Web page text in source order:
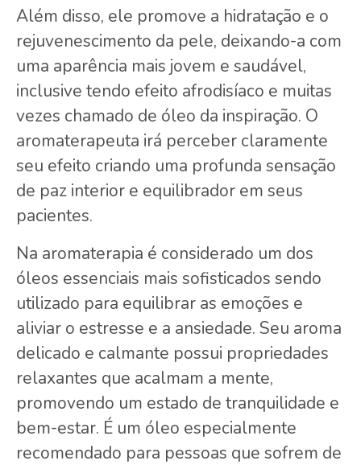
Além disso, ele promove a hidratação e o
rejuvenescimento da pele, deixando-a com
uma aparência mais jovem e saudável,
inclusive tendo efeito afrodisíaco e muitas
vezes chamado de óleo da inspiração. O
aromaterapeuta irá perceber claramente
seu efeito criando uma profunda sensação
de paz interior e equilibrador em seus
pacientes.
Na aromaterapia é considerado um dos
óleos essenciais mais sofisticados sendo
utilizado para equilibrar as emoções e
aliviar o estresse e a ansiedade. Seu aroma
delicado e calmante possui propriedades
relaxantes que acalmam a mente,
promovendo um estado de tranquilidade e
bem-estar. É um óleo especialmente
recomendado para pessoas que sofrem de